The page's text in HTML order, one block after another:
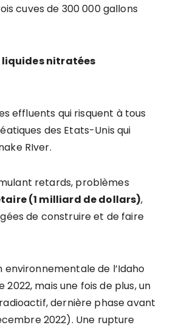
cuves de 300 000 gallons
liquides nitratées
effluents qui risquent à tous
des Etats-Unis qui
RIver.
retards, problèmes
(1 milliard de dollars),
de construire et de faire
de l’Idaho
mais une fois de plus, un
dernière phase avant
2022). Une rupture